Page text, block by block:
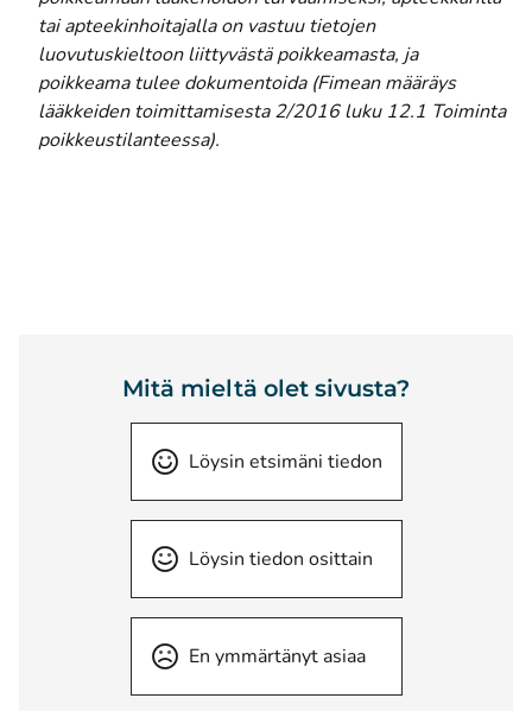
tai apteekinhoitajalla on vastuu tietojen
luovutuskieltoon liittyvästä poikkeamasta, ja
poikkeama tulee dokumentoida (Fimean määräys
lääkkeiden toimittamisesta 2/2016 luku 12.1 Toiminta
poikkeustilanteessa).
Mitä mieltä olet sivusta?
Löysin etsimäni tiedon
Löysin tiedon osittain
En ymmärtänyt asiaa